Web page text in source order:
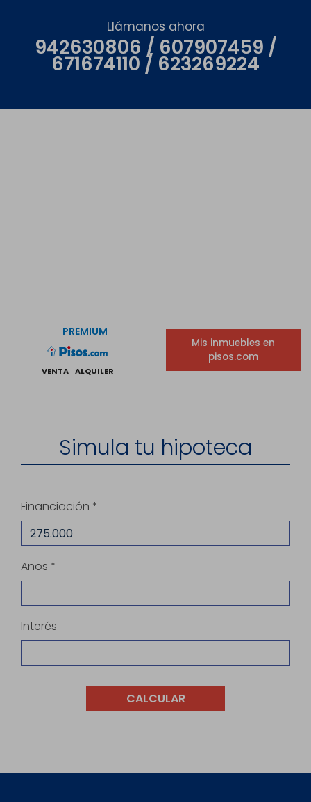
Llámanos ahora
942630806 / 607907459 /
671674110 / 623269224
PREMIUM
VENTA ALQUILER
Mis inmuebles en
pisos.com
Simula tu hipoteca
Financiación *
Años *
Interés
CALCULAR